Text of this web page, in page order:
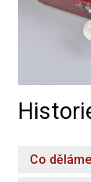
Co děláme